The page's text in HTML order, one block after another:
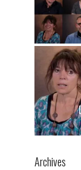
Archives